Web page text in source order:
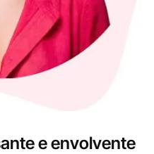
e envolvente